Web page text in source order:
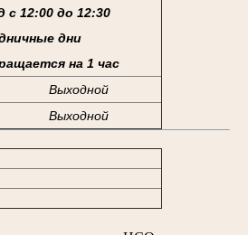
с 12:00 до 12:30
дни
на 1 час
Выходной
Выходной